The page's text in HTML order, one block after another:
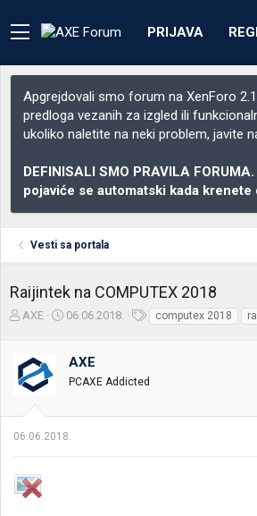
PRIJAVA
Apgrejdovali smo forum na XenForo
predloga vezanih za izgled ili
ukoliko naletite na neki problem, javite
DEFINISALI SMO PRAVILA
pojaviće se automatski kada krenete
Vesti sa portala
Raijintek na COMPUTEX 2018
Z
e
t
t
m
e
AXE
D
u
m
r
06.06.2018.
k
computex 2018
AXE
PCAXE Addicted
06.06.2018.